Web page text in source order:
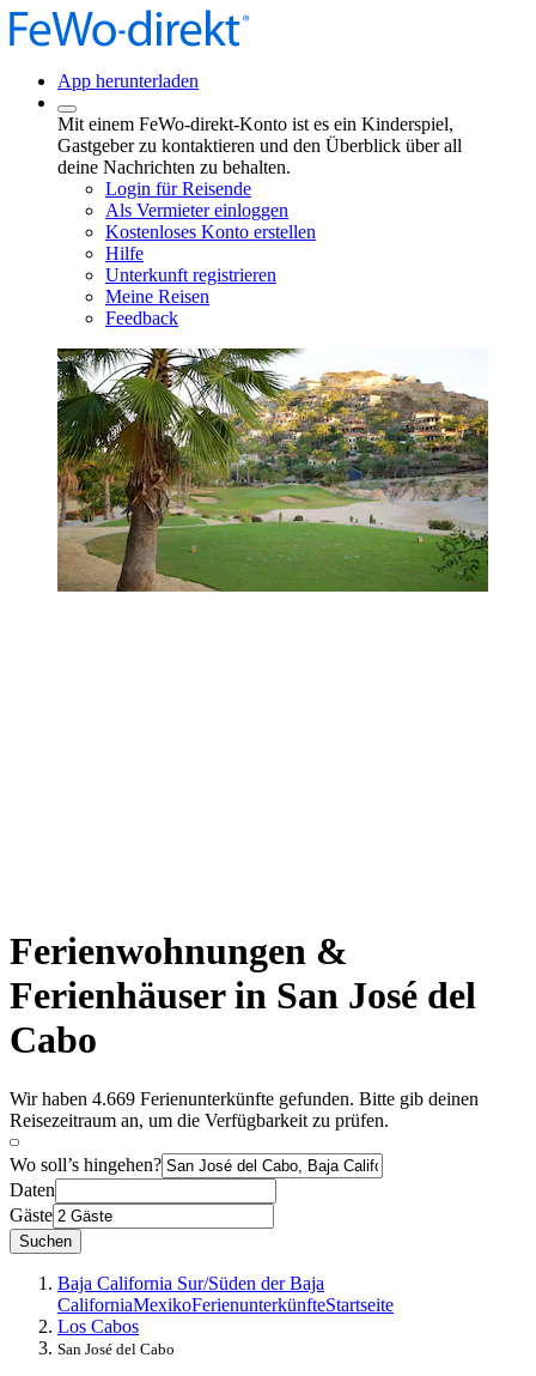
App herunterladen
Mit einem FeWo-direkt-Konto ist es ein Kinderspiel,
Gastgeber zu kontaktieren und den Überblick über all
deine Nachrichten zu behalten.
Login für Reisende
Als Vermieter einloggen
Kostenloses Konto erstellen
Hilfe
Unterkunft registrieren
Meine Reisen
Feedback
Ferienwohnungen &
Ferienhäuser in San José del
Cabo
Wir haben 4.669 Ferienunterkünfte gefunden. Bitte gib deinen
Reisezeitraum an, um die Verfügbarkeit zu prüfen.
Wo soll’s hingehen?
Daten
Gäste
Suchen
Baja California Sur/Süden der Baja
CaliforniaMexikoFerienunterkünfteStartseite
Los Cabos
San José del Cabo